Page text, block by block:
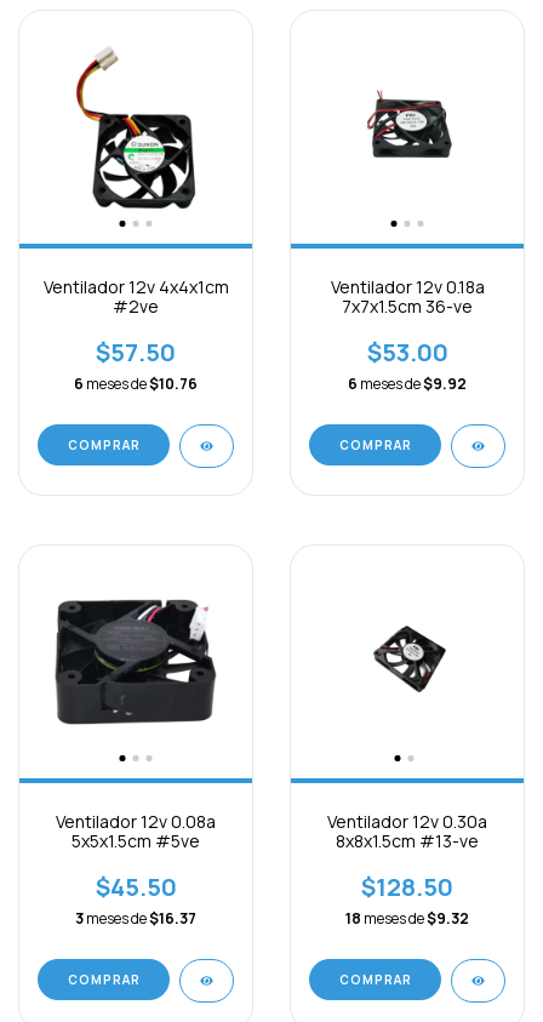
Ventilador 12v 4x4x1cm
#2ve
$57.50
6 meses de$10.76
Ventilador 12v 0.18a
7x7x1.5cm 36-ve
$53.00
6 meses de$9.92
Ventilador 12v 0.08a
5x5x1.5cm #5ve
$45.50
3meses de$16.37
Ventilador 12v 0.30a
8x8x1.5cm #13-ve
$128.50
18 meses de$9.32